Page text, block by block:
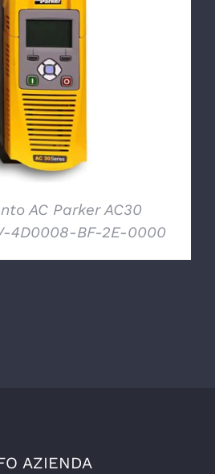
DETTAGLI
AC Parker AC30
4D0008-BF-2E-0000
AZIENDA